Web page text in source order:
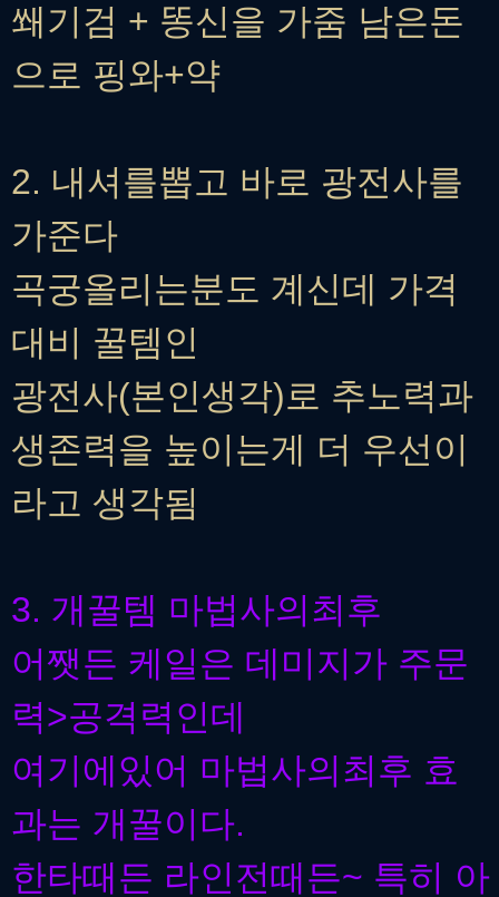
쐐기검 + 똥신을 가줌 남은돈
으로 핑와+약
2. 내셔를뽑고 바로 광전사를
가준다
곡궁올리는분도 계신데 가격
대비 꿀템인
광전사(본인생각)로 추노력과
생존력을 높이는게 더 우선이
라고 생각됨
3. 개꿀템 마법사의최후
어쨋든 케일은 데미지가 주문
력>공격력인데
여기에있어 마법사의최후 효
과는 개꿀이다.
한타때든 라인전때든~ 특히 아